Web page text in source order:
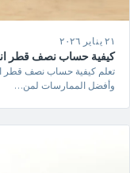
٢١ يناير ٢٠٢٦
كيفية حساب نصف قطر
تعلم كيفية حساب نصف قطر
وأفضل الممارسات لمن…